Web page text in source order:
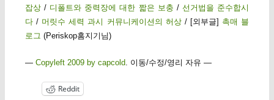
잡상/ 디폴트와 중력장에 대한 짧은 보충 /선거법을 준수합시
다/ 머릿수 세력 과시 커뮤니케이션의 허상/ [외부글] 촉매 블
로그 (Periskop홈지기님)
— Copyleft 2009 by capcold. 이동/수정/영리 자유 —
Reddit